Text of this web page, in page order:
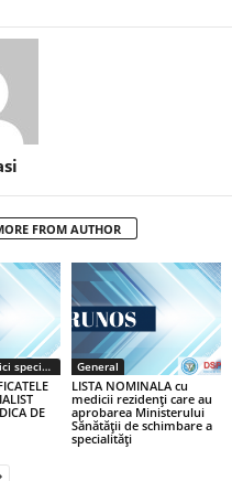
FROM AUTHOR
Certificate medici specialiști / primari
DE
General
LISTA NOMINALA cu
medicii rezidenţi care au
aprobarea Ministerului
Sănătăţii de schimbare a
specialităţi